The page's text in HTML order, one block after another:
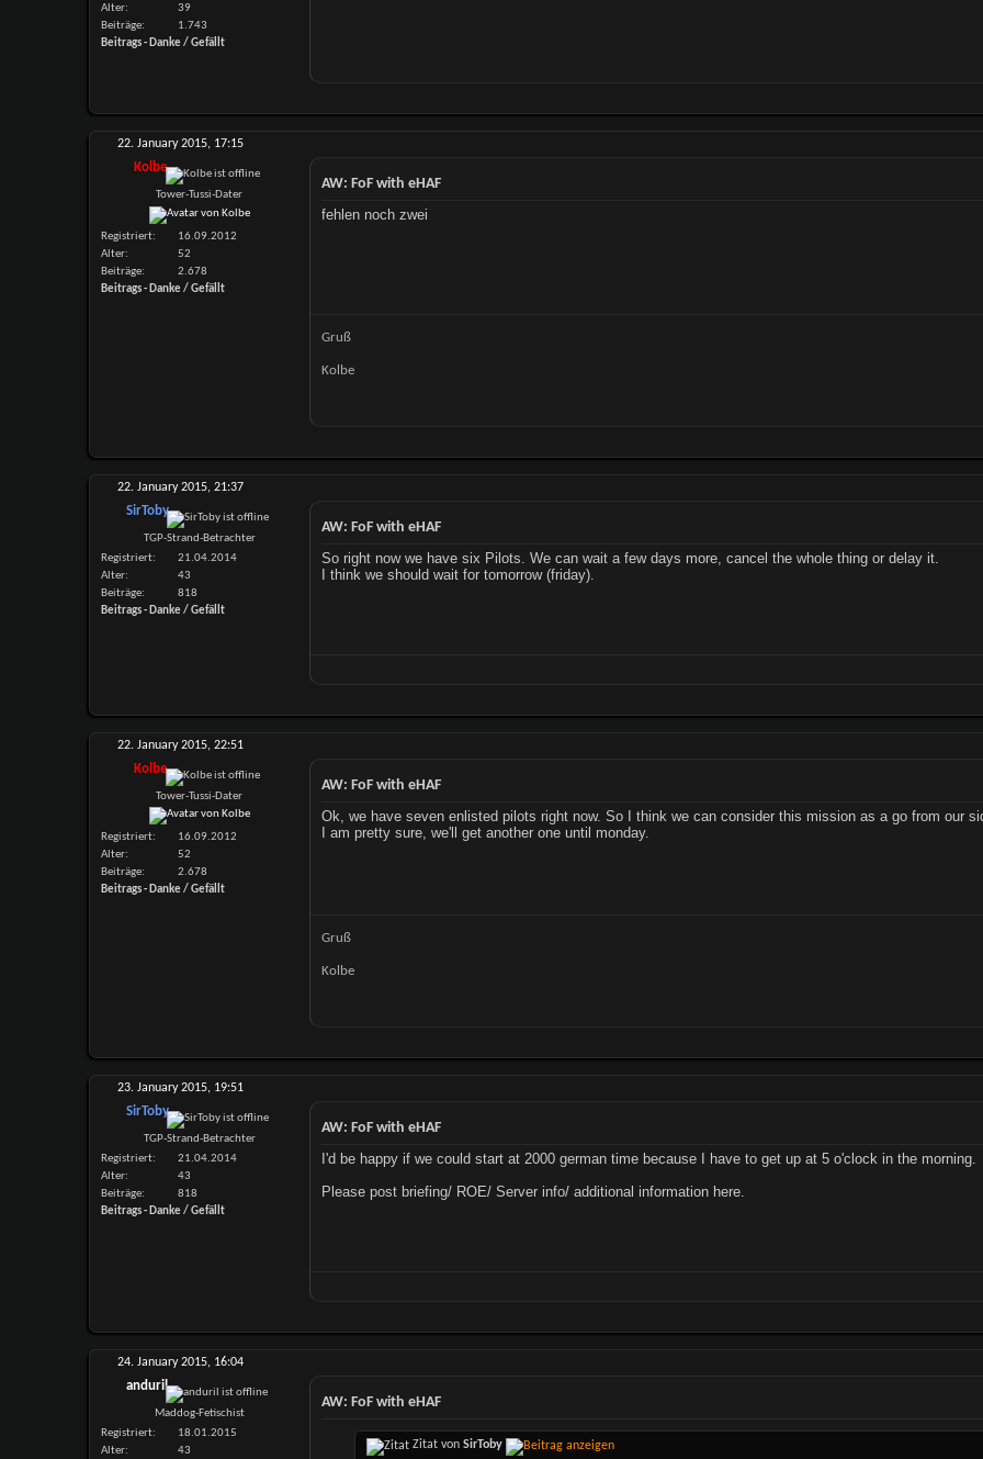
Alter
39
Beiträge
1.743
Beitrags - Danke / Gefällt
22. January 2015, 17:15
Kolbe
Tower-Tussi-Dater
Registriert
16.09.2012
Alter
52
Beiträge
2.678
Beitrags - Danke / Gefällt
AW: FoF with eHAF
fehlen noch zwei
Gruß
Kolbe
22. January 2015, 21:37
SirToby
TGP-Strand-Betrachter
Registriert
21.04.2014
Alter
43
Beiträge
818
Beitrags - Danke / Gefällt
AW: FoF with eHAF
So right now we have six Pilots. We can wait a few days more, cancel the whole thing or delay it.
I think we should wait for tomorrow (friday).
22. January 2015, 22:51
Kolbe
Tower-Tussi-Dater
Registriert
16.09.2012
Alter
52
Beiträge
2.678
Beitrags - Danke / Gefällt
AW: FoF with eHAF
Ok, we have seven enlisted pilots right now. So I think we can consider this mission as a go from our
I am pretty sure, we'll get another one until monday.
Gruß
Kolbe
23. January 2015, 19:51
SirToby
TGP-Strand-Betrachter
Registriert
21.04.2014
Alter
43
Beiträge
818
Beitrags - Danke / Gefällt
AW: FoF with eHAF
I'd be happy if we could start at 2000 german time because I have to get up at 5 o'clock in the morning.
Please post briefing/ ROE/ Server info/ additional information here.
24. January 2015, 16:04
anduril
Maddog-Fetischist
Registriert
18.01.2015
Alter
43
AW: FoF with eHAF
Zitat von SirToby